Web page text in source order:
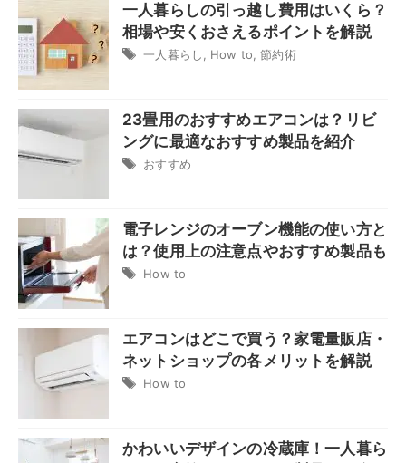
一人暮らしの引っ越し費用はいくら？
相場や安くおさえるポイントを解説
一人暮らし How to ,節約術
23畳用のおすすめエアコンは？リビ
ングに最適なおすすめ製品を紹介
おすすめ
電子レンジのオーブン機能の使い方と
は？使用上の注意点やおすすめ製品も
How to
エアコンはどこで買う？家電量販店・
ネットショップの各メリットを解説
How to
かわいいデザインの冷蔵庫！一人暮ら